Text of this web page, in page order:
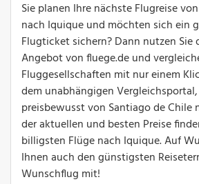
Sie planen Ihre nächste Flugreise
nach Iquique und möchten sich ein
Flugticket sichern? Dann nutzen Sie
Angebot von fluege.de und
Fluggesellschaften mit nur einem
dem unabhängigen
preisbewusst von Santiago de Chile
der aktuellen und besten Preise
billigsten Flüge nach Iquique. Auf
Ihnen auch den günstigsten
Wunschflug mit!